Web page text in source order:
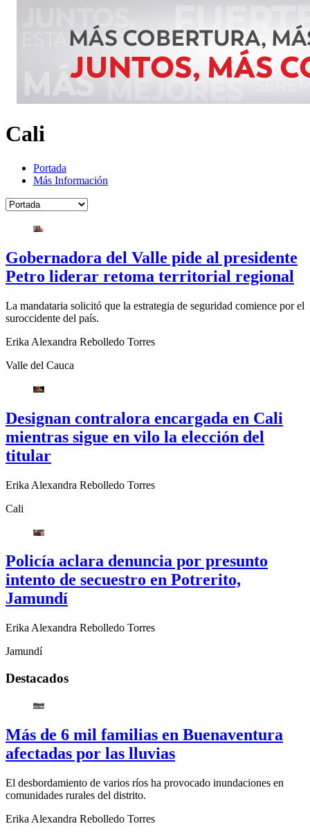
Cali
Portada
Más Información
Gobernadora del Valle pide al presidente
Petro liderar retoma territorial regional
La mandataria solicitó que la estrategia de seguridad comience por el
suroccidente del país.
Erika Alexandra Rebolledo Torres
Valle del Cauca
Designan contralora encargada en Cali
mientras sigue en vilo la elección del
titular
Erika Alexandra Rebolledo Torres
Cali
Policía aclara denuncia por presunto
intento de secuestro en Potrerito,
Jamundí
Erika Alexandra Rebolledo Torres
Jamundí
Destacados
Más de 6 mil familias en Buenaventura
afectadas por las lluvias
El desbordamiento de varios ríos ha provocado inundaciones en
comunidades rurales del distrito.
Erika Alexandra Rebolledo Torres